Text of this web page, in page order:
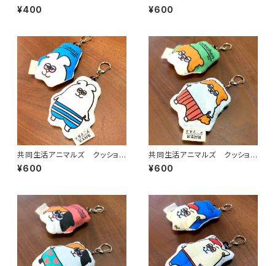
スター（佐久間）
¥400
キーホルダー（はっつん）
¥600
共同生活アニマルズ クッション
キーホルダー（シロコロホルモ
ン）
¥600
共同生活アニマルズ クッション
キーホルダー（かどちゃん）
¥600